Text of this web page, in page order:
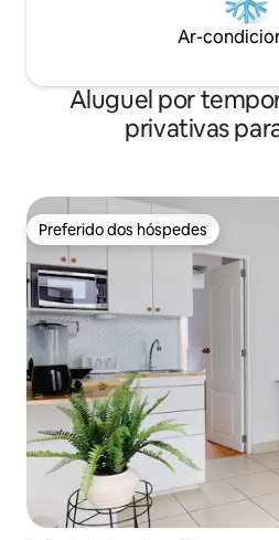
Ar-
Aluguel por
privativas
Preferido dos hóspedes
Preferido dos hóspedes